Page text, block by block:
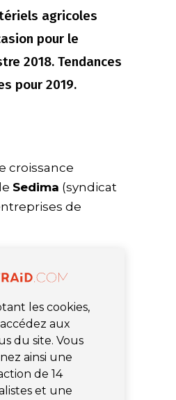
agricoles
pour le
2018. Tendances
pour 2019.
croissance
Sedima (syndicat
de
les cookies,
aux
du site. Vous
ainsi une
de 14
et une